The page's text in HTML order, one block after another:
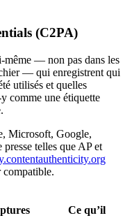
(C2PA)
même — non pas dans les
— qui enregistrent qui
utilisés et quelles
comme une étiquette
Microsoft, Google,
telles que AP et
compatible.
Ce qu’il